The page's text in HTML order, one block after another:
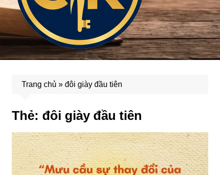
Trang chủ » đôi giày đầu tiên
Thẻ: đôi giày đầu tiên